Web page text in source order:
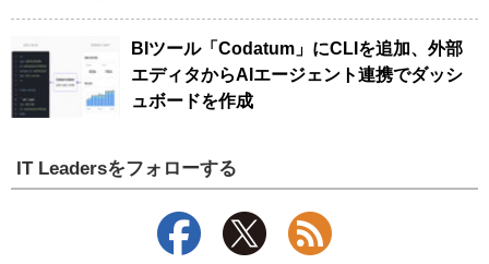
BIツール「Codatum」にCLIを追加、外部
エディタからAIエージェント連携でダッシ
ュボードを作成
IT Leadersをフォローする